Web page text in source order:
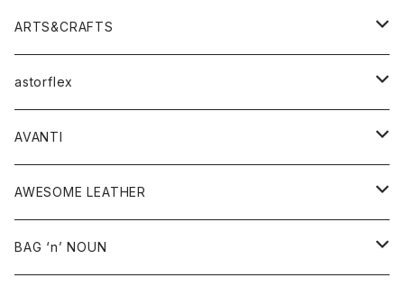
シャツ・ブラウス
パンツ
スカート
ワンピース・オールインワン
バッグ
シューズ
アクセサリー
その他雑貨
アウター
コート
ジャケット
トップス
ベスト
シャツ
ワンピース
ボトム
スカート
グッズ
ARTS&CRAFTS
アクセサリー
ウォレット
バッグ
astorflex
グッズ
靴
AVANTI
シャツ
AWESOME LEATHER
アウター
BAG ‘n’ NOUN